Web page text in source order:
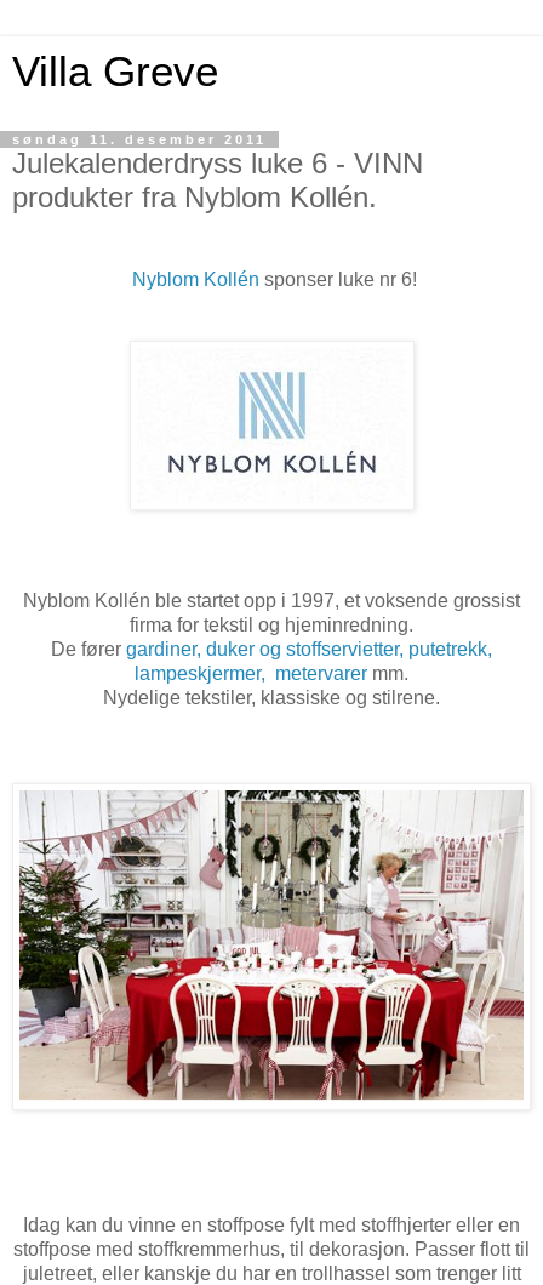
Villa Greve
søndag 11. desember 2011
Julekalenderdryss luke 6 - VINN
produkter fra Nyblom Kollén.
Nyblom Kollén sponser luke nr 6!
Nyblom Kollén ble startet opp i 1997, et voksende grossist
firma for tekstil og hjeminredning.
De fører gardiner, duker og stoffservietter, putetrekk,
lampeskjermer, metervarer mm.
Nydelige tekstiler, klassiske og stilrene.
Idag kan du vinne en stoffpose fylt med stoffhjerter eller en
stoffpose med stoffkremmerhus, til dekorasjon. Passer flott til
juletreet, eller kanskje du har en trollhassel som trenger litt